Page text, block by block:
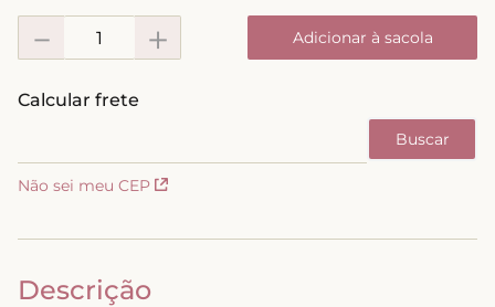
＋
－ Adicionar à sacola
Não sei meu CEP
Descrição